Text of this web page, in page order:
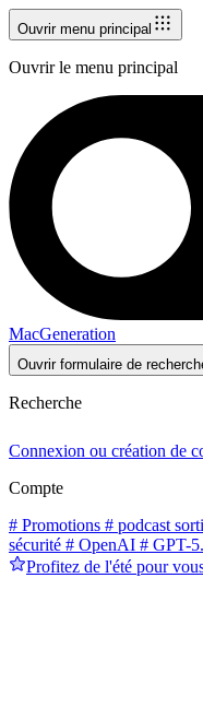
Ouvrir menu principal
Ouvrir le menu principal
MacGeneration
Ouvrir formulaire de
Recherche
Connexion ou création de
Compte
# Promotions # podcast
sécurité # OpenAI # GPT-
Profitez de l'été pour